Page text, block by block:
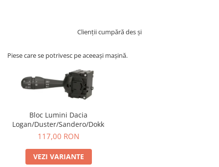
Clienții cumpără des și
Piese care se potrivesc pe aceeași mașină.
Bloc Lumini Dacia
Logan/Duster/Sandero/Dokker
117,00 RON
VEZI VARIANTE